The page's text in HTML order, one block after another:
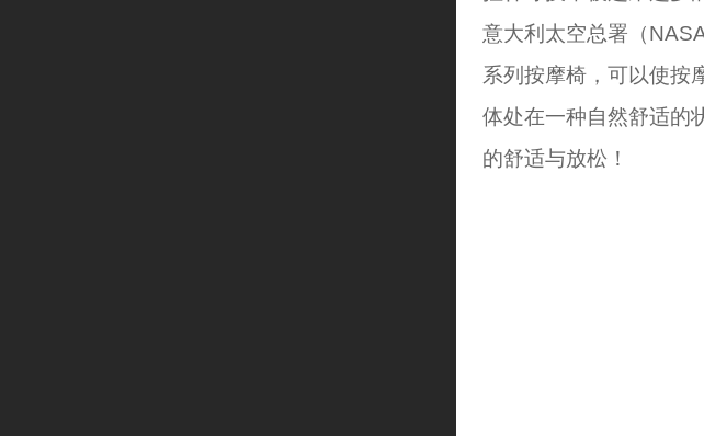
意大利太空总署（
系列按摩椅，可以使按
体处在一种自然舒适的
的舒适与放松！